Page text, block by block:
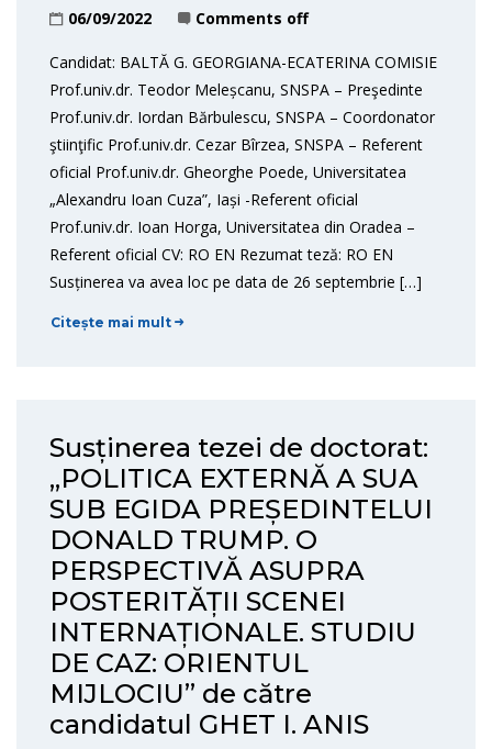
06/09/2022 Comments off
Candidat: BALTĂ G. GEORGIANA-ECATERINA COMISIE
Prof.univ.dr. Teodor Meleșcanu, SNSPA – Preşedinte
Prof.univ.dr. Iordan Bărbulescu, SNSPA – Coordonator
ştiinţific Prof.univ.dr. Cezar Bîrzea, SNSPA – Referent
oficial Prof.univ.dr. Gheorghe Poede, Universitatea
„Alexandru Ioan Cuza”, Iași -Referent oficial
Prof.univ.dr. Ioan Horga, Universitatea din Oradea –
Referent oficial CV: RO EN Rezumat teză: RO EN
Susținerea va avea loc pe data de 26 septembrie […]
Citește mai mult
Susținerea tezei de doctorat:
„POLITICA EXTERNĂ A SUA
SUB EGIDA PREȘEDINTELUI
DONALD TRUMP. O
PERSPECTIVĂ ASUPRA
POSTERITĂȚII SCENEI
INTERNAȚIONALE. STUDIU
DE CAZ: ORIENTUL
MIJLOCIU” de către
candidatul GHET I. ANIS